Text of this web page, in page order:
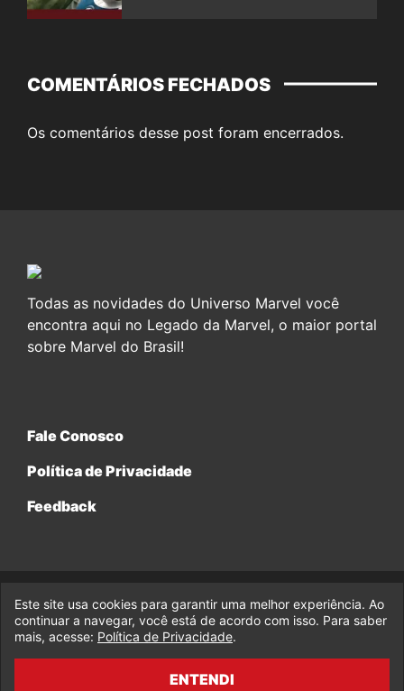
COMENTÁRIOS FECHADOS
Os comentários desse post foram encerrados.
Todas as novidades do Universo Marvel você
encontra aqui no Legado da Marvel, o maior portal
sobre Marvel do Brasil!
Fale Conosco
Política de Privacidade
Feedback
© 2017-2026 Legado da Marvel, uma empresa da Legado
Enterprises.
fabiolobo
Este site usa cookies para garantir uma melhor experiência. Ao
continuar a navegar, você está de acordo com isso. Para saber
mais, acesse: Política de Privacidade.
ENTENDI